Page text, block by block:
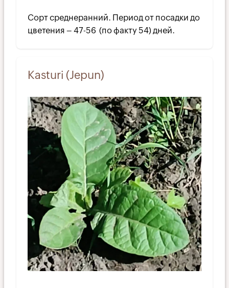
Сорт среднеранний. Период от посадки до
цветения – 47-56 (по факту 54) дней.
Kasturi (Jepun)